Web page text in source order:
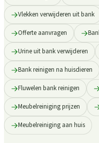
Vlekken verwijderen uit bank
Offerte aanvragen
Urine uit bank verwijderen
Bank reinigen na huisdieren
Fluwelen bank reinigen
Meubelreiniging prijzen
Meubelreiniging aan huis